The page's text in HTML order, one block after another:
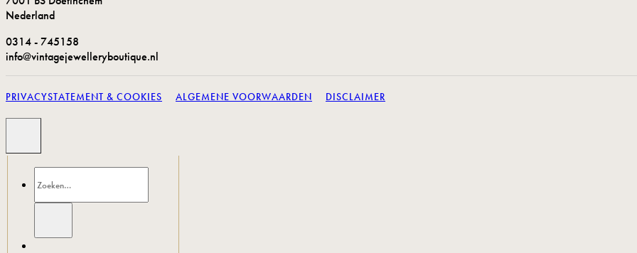
Nederland
0314 - 745158
info@vintagejewelleryboutique.nl
PRIVACYSTATEMENT & COOKIES ALGEMENE VOORWAARDEN DISCLAIMER
naar: